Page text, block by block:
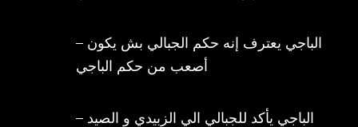
– الباجي يعترف إنه حكم الجبالي بش يكون
أصعب من حكم الباجي
– الباجي يأكد للجبالي الي الزبيدي و الصيد